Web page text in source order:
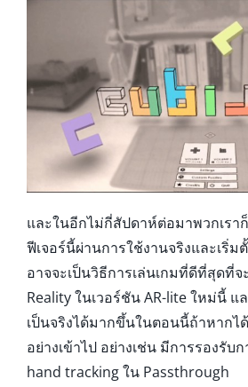
และในอีกไม่กี่สัปดาห์ต่อมาพวกเรา
ฟีเจอร์นี้ผ่านการใช้งานจริงและเริ่ม
อาจจะเป็นวิธีการเล่นเกมที่ดีที่สุดที่จ
Reality ในเวอร์ชัน AR-lite ใหม่นี้ แ
เป็นจริงได้มากขึ้นในตอนนี้ถ้าหากไ
อย่างเข้าไป อย่างเช่น มีการรองรับ
hand tracking ใน Passthrough